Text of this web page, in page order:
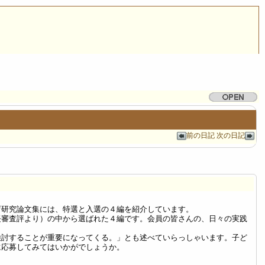
前の日記 次の日記
究論文集には、特選と入選の４編を紹介しています。
査評より）の中から選ばれた４編です。会員の皆さんの、日々の実践
することが重要になってくる。」とも述べていらっしゃいます。子ど
募してみてはいかがでしょうか。